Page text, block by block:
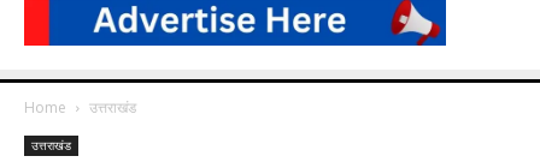
Home उत्तराखंड
उत्तराखंड